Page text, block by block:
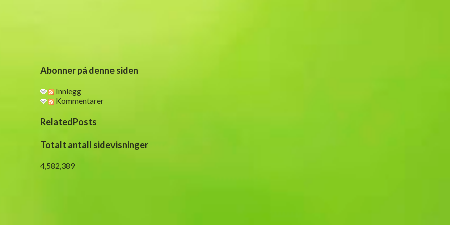
Abonner på denne siden
Innlegg
Kommentarer
RelatedPosts
Totalt antall sidevisninger
4,582,389